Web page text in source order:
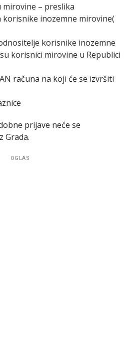
– preslika
korisnike inozemne mirovine(
korisnike inozemne
korisnici mirovine u Republici
računa na koji će se izvršiti
prijave neće se
Grada.
OGLAS